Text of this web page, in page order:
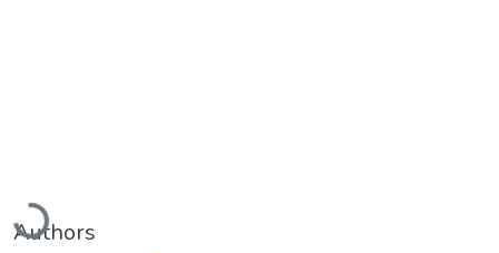
Loading...
Authors